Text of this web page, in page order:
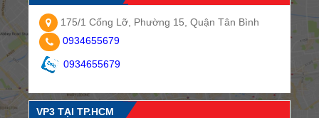
175/1 Cống Lỡ, Phường 15, Quận Tân Bình
0934655679
0934655679
VP3 TẠI TP.HCM